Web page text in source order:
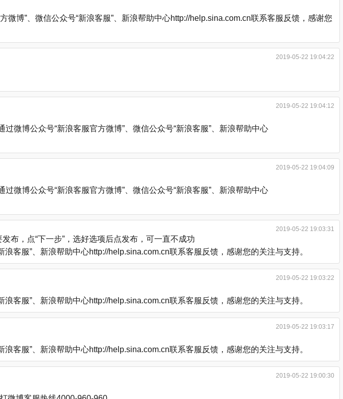
博”、微信公众号“新浪客服”、新浪帮助中心http://help.sina.com.cn联系客服反馈，感谢您
2019-05-22 19:04:22
2019-05-22 19:04:12
微博公众号“新浪客服官方微博”、微信公众号“新浪客服”、新浪帮助中心
2019-05-22 19:04:09
微博公众号“新浪客服官方微博”、微信公众号“新浪客服”、新浪帮助中心
2019-05-22 19:03:31
布，点“下一步”，选好选项后点发布，可一直不成功
客服”、新浪帮助中心http://help.sina.com.cn联系客服反馈，感谢您的关注与支持。
2019-05-22 19:03:22
客服”、新浪帮助中心http://help.sina.com.cn联系客服反馈，感谢您的关注与支持。
2019-05-22 19:03:17
客服”、新浪帮助中心http://help.sina.com.cn联系客服反馈，感谢您的关注与支持。
2019-05-22 19:00:30